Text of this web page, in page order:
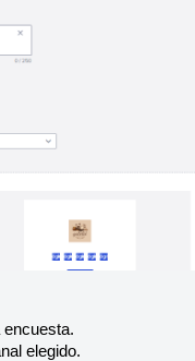
encuesta.
elegido.